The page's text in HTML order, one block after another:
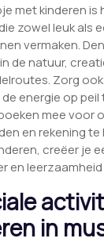
met kinderen is
zowel leuk als
vermaken.
de natuur,
Zorg
energie op
mee voor
en rekening
creëer je
en
in